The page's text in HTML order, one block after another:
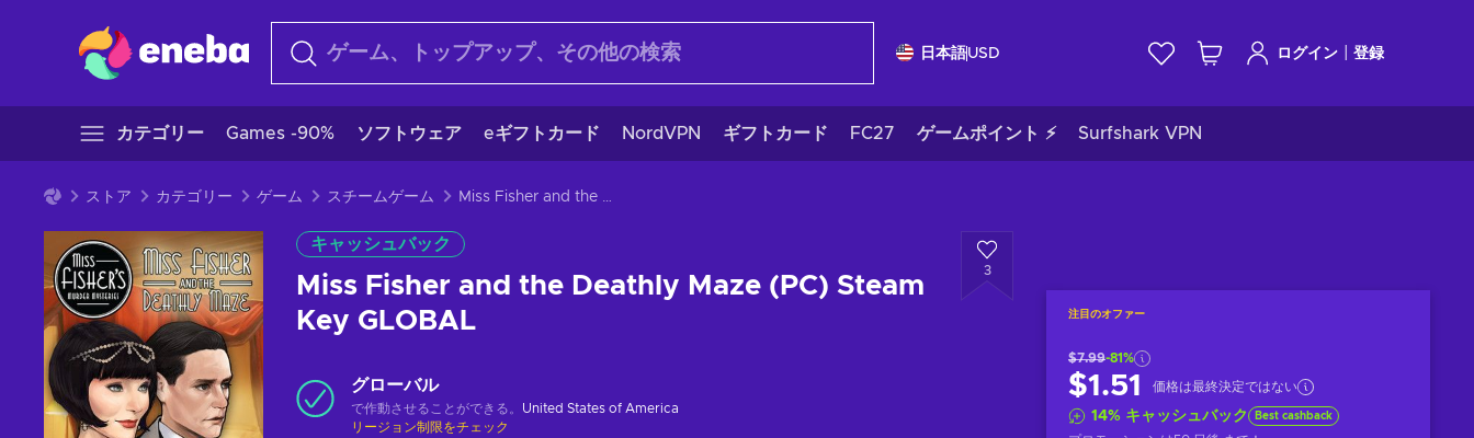
日本語USD ログイン 登録
カテゴリー Games -90% ソフトウェア eギフトカード NordVPN ギフトカード FC27 ゲームポイント ⚡ Surfshark VPN
ストア カテゴリー ゲーム スチームゲーム Miss Fisher and the Deathly Maze (PC) Steam Key GLOBAL
キャッシュバック
Miss Fisher and the Deathly Maze (PC) Steam
Key GLOBAL
3
注目のオファー
$7.99-81%
$1.51 価格は最終決定ではない
14% キャッシュバック Best cashback
グローバル
で作動させることができる。 United States of America
リージョン制限をチェック